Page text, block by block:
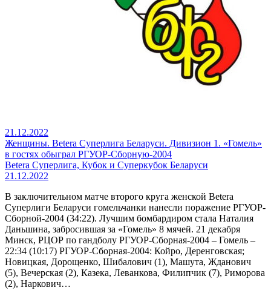
21.12.2022
Женщины. Betera Суперлига Беларуси. Дивизион 1. «Гомель»
в гостях обыграл РГУОР-Сборную-2004
Betera Суперлига, Кубок и Суперкубок Беларуси
21.12.2022
В заключительном матче второго круга женской Betera
Суперлиги Беларуси гомельчанки нанесли поражение РГУОР-
Сборной-2004 (34:22). Лучшим бомбардиром стала Наталия
Даньшина, забросившая за «Гомель» 8 мячей. 21 декабря
Минск, РЦОР по гандболу РГУОР-Сборная-2004 – Гомель –
22:34 (10:17) РГУОР-Сборная-2004: Койро, Деренговская;
Новицкая, Дорощенко, Шибалович (1), Машута, Жданович
(5), Вечерская (2), Казека, Леванкова, Филипчик (7), Риморова
(2), Наркович…